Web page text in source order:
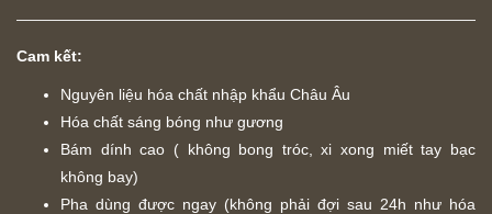
Cam kết:
Nguyên liệu hóa chất nhập khẩu Châu Âu
Hóa chất sáng bóng như gương
Bám dính cao ( không bong tróc, xi xong miết tay bạc
không bay)
Pha dùng được ngay (không phải đợi sau 24h như hóa